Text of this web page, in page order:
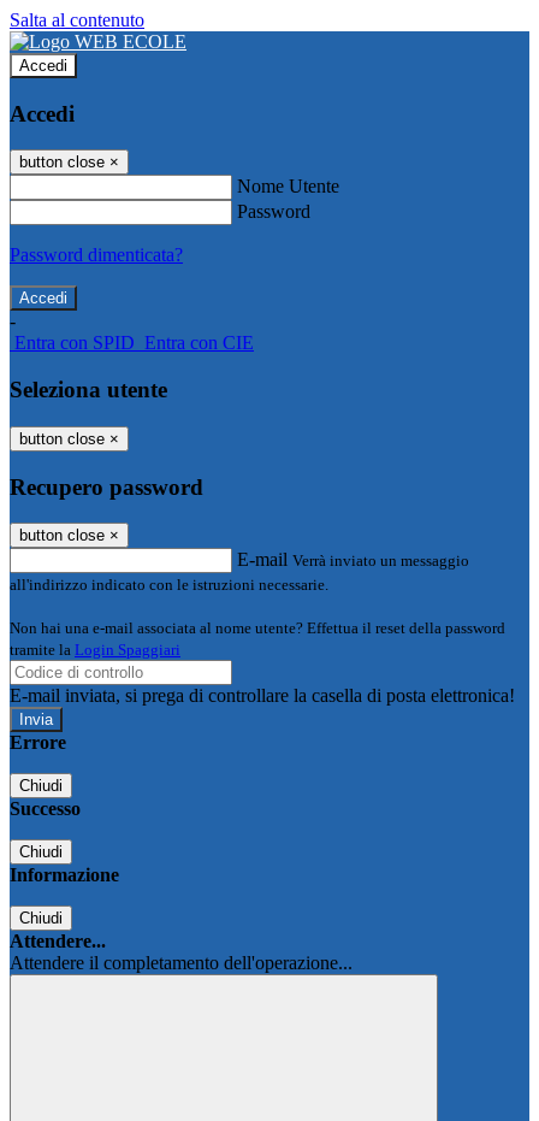
Salta al contenuto
Accedi
Accedi
button close ×
Nome Utente
Password
Password dimenticata?
-
Entra con SPID Entra con CIE
Seleziona utente
button close ×
Recupero password
button close ×
E-mail Verrà inviato un messaggio
all'indirizzo indicato con le istruzioni necessarie.
Non hai una e-mail associata al nome utente? Effettua il reset della password
tramite la Login Spaggiari
E-mail inviata, si prega di controllare la casella di posta elettronica!
Errore
Chiudi
Successo
Chiudi
Informazione
Chiudi
Attendere...
Attendere il completamento dell'operazione...